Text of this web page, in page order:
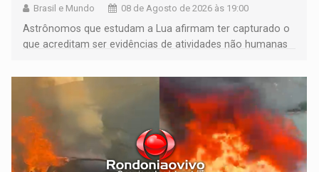
Brasil e Mundo 08 de Agosto de 2026 às 19:00
Astrônomos que estudam a Lua afirmam ter capturado o
que acreditam ser evidências de atividades não humanas
órbita